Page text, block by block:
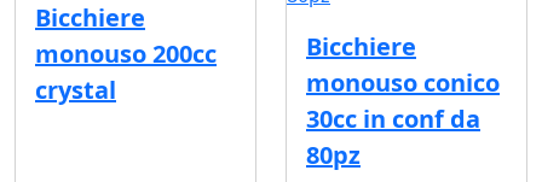
Bicchiere
monouso 200cc
crystal
Bicchiere
monouso conico
30cc in conf da
80pz